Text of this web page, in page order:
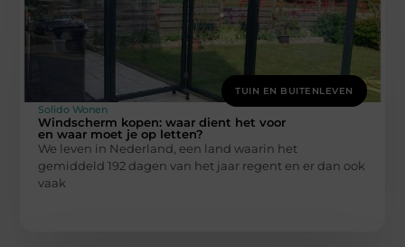
TUIN EN BUITENLEVEN
Solido Wonen
Windscherm kopen: waar dient het voor
en waar moet je op letten?
We leven in Nederland, een land waarin het
gemiddeld 192 dagen van het jaar regent en er dan ook
vaak